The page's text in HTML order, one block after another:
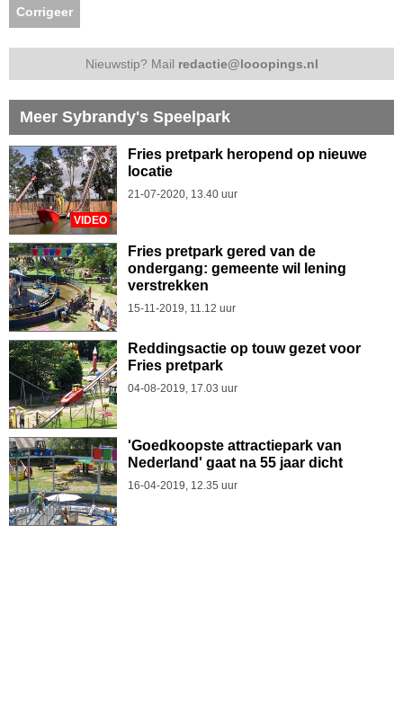
Corrigeer
Nieuwstip? Mail redactie@looopings.nl
Meer Sybrandy's Speelpark
VIDEO
Fries pretpark heropend op nieuwe
locatie
21-07-2020, 13.40 uur
Fries pretpark gered van de
ondergang: gemeente wil lening
verstrekken
15-11-2019, 11.12 uur
Reddingsactie op touw gezet voor
Fries pretpark
04-08-2019, 17.03 uur
'Goedkoopste attractiepark van
Nederland' gaat na 55 jaar dicht
16-04-2019, 12.35 uur